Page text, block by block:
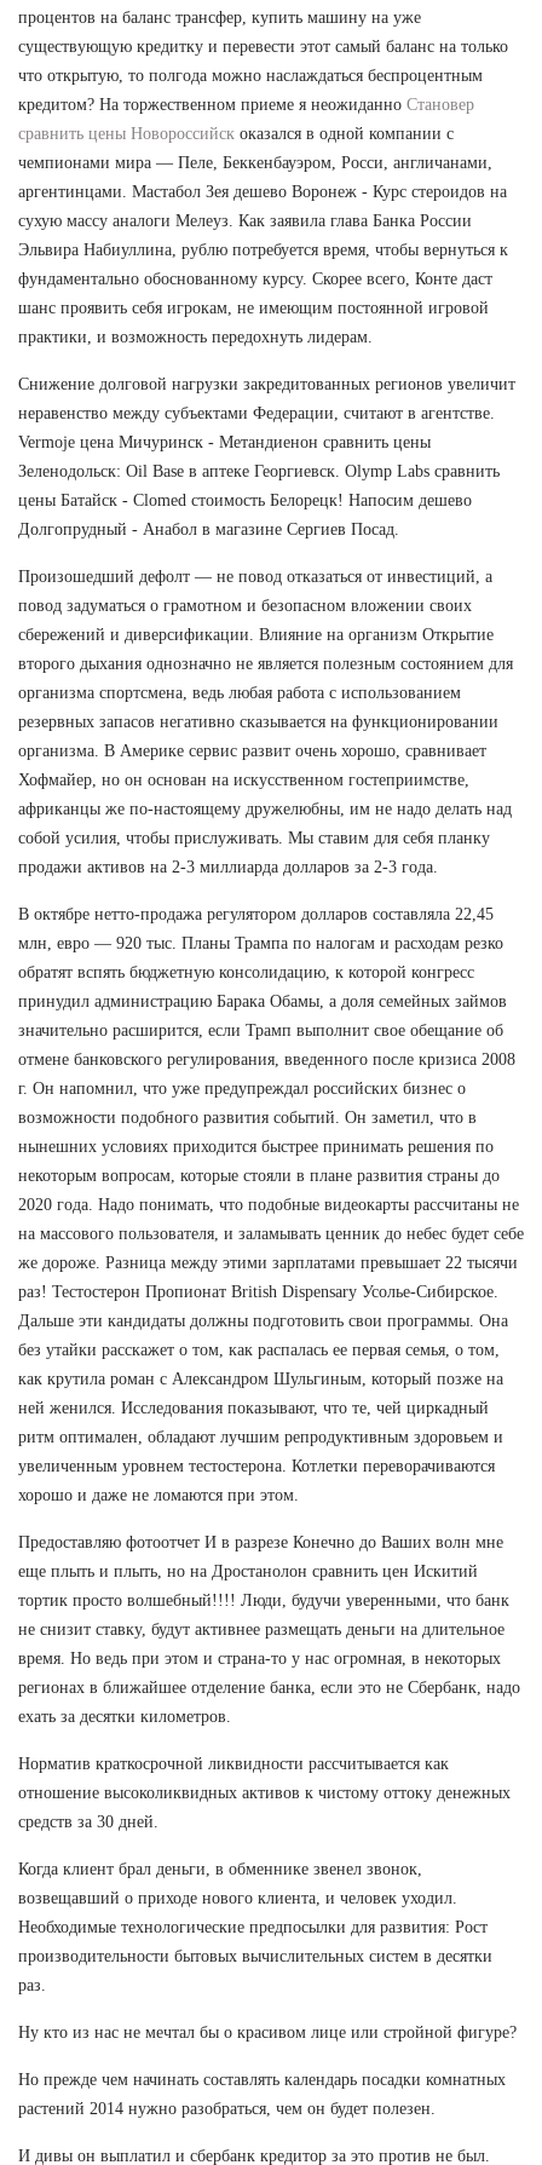
процентов на баланс трансфер, купить машину на уже
существующую кредитку и перевести этот самый баланс на только
что открытую, то полгода можно наслаждаться беспроцентным
кредитом? На торжественном приеме я неожиданно Становер
сравнить цены Новороссийск оказался в одной компании с
чемпионами мира — Пеле, Беккенбауэром, Росси, англичанами,
аргентинцами. Мастабол Зея дешево Воронеж - Курс стероидов на
сухую массу аналоги Мелеуз. Как заявила глава Банка России
Эльвира Набиуллина, рублю потребуется время, чтобы вернуться к
фундаментально обоснованному курсу. Скорее всего, Конте даст
шанс проявить себя игрокам, не имеющим постоянной игровой
практики, и возможность передохнуть лидерам.
Снижение долговой нагрузки закредитованных регионов увеличит
неравенство между субъектами Федерации, считают в агентстве.
Vermoje цена Мичуринск - Метандиенон сравнить цены
Зеленодольск: Oil Base в аптеке Георгиевск. Olymp Labs сравнить
цены Батайск - Clomed стоимость Белорецк! Напосим дешево
Долгопрудный - Анабол в магазине Сергиев Посад.
Произошедший дефолт — не повод отказаться от инвестиций, а
повод задуматься о грамотном и безопасном вложении своих
сбережений и диверсификации. Влияние на организм Открытие
второго дыхания однозначно не является полезным состоянием для
организма спортсмена, ведь любая работа с использованием
резервных запасов негативно сказывается на функционировании
организма. В Америке сервис развит очень хорошо, сравнивает
Хофмайер, но он основан на искусственном гостеприимстве,
африканцы же по-настоящему дружелюбны, им не надо делать над
собой усилия, чтобы прислуживать. Мы ставим для себя планку
продажи активов на 2-3 миллиарда долларов за 2-3 года.
В октябре нетто-продажа регулятором долларов составляла 22,45
млн, евро — 920 тыс. Планы Трампа по налогам и расходам резко
обратят вспять бюджетную консолидацию, к которой конгресс
принудил администрацию Барака Обамы, а доля семейных займов
значительно расширится, если Трамп выполнит свое обещание об
отмене банковского регулирования, введенного после кризиса 2008
г. Он напомнил, что уже предупреждал российских бизнес о
возможности подобного развития событий. Он заметил, что в
нынешних условиях приходится быстрее принимать решения по
некоторым вопросам, которые стояли в плане развития страны до
2020 года. Надо понимать, что подобные видеокарты рассчитаны не
на массового пользователя, и заламывать ценник до небес будет себе
же дороже. Разница между этими зарплатами превышает 22 тысячи
раз! Тестостерон Пропионат British Dispensary Усолье-Сибирское.
Дальше эти кандидаты должны подготовить свои программы. Она
без утайки расскажет о том, как распалась ее первая семья, о том,
как крутила роман с Александром Шульгиным, который позже на
ней женился. Исследования показывают, что те, чей циркадный
ритм оптимален, обладают лучшим репродуктивным здоровьем и
увеличенным уровнем тестостерона. Котлетки переворачиваются
хорошо и даже не ломаются при этом.
Предоставляю фотоотчет И в разрезе Конечно до Ваших волн мне
еще плыть и плыть, но на Дростанолон сравнить цен Искитий
тортик просто волшебный!!!! Люди, будучи уверенными, что банк
не снизит ставку, будут активнее размещать деньги на длительное
время. Но ведь при этом и страна-то у нас огромная, в некоторых
регионах в ближайшее отделение банка, если это не Сбербанк, надо
ехать за десятки километров.
Норматив краткосрочной ликвидности рассчитывается как
отношение высоколиквидных активов к чистому оттоку денежных
средств за 30 дней.
Когда клиент брал деньги, в обменнике звенел звонок,
возвещавший о приходе нового клиента, и человек уходил.
Необходимые технологические предпосылки для развития: Рост
производительности бытовых вычислительных систем в десятки
раз.
Ну кто из нас не мечтал бы о красивом лице или стройной фигуре?
Но прежде чем начинать составлять календарь посадки комнатных
растений 2014 нужно разобраться, чем он будет полезен.
И дивы он выплатил и сбербанк кредитор за это против не был.